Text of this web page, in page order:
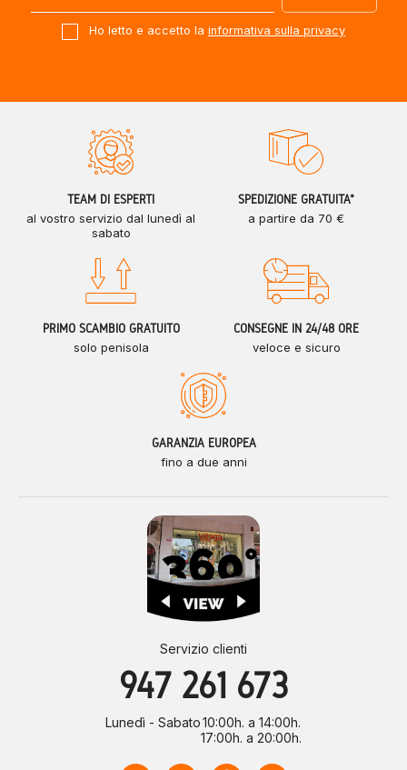
Ho letto e accetto la informativa sulla privacy
TEAM DI ESPERTI
al vostro servizio dal lunedì al
sabato
SPEDIZIONE GRATUITA*
a partire da 70 €
PRIMO SCAMBIO GRATUITO
solo penisola
CONSEGNE IN 24/48 ORE
veloce e sicuro
GARANZIA EUROPEA
fino a due anni
Servizio clienti
947 261 673
Lunedì - Sabato10:00h. a 14:00h.
17:00h. a 20:00h.